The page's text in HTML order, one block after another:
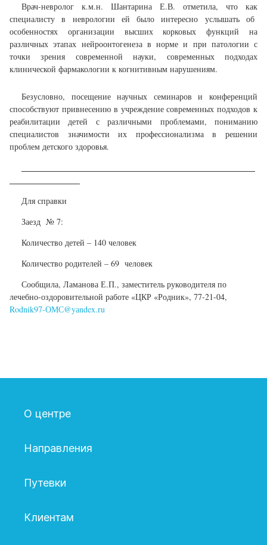
Врач-невролог к.м.н. Шантарина Е.В. отметила, что как
специалисту в неврологии ей было интересно услышать об
особенностях организации высших корковых функций на
различных этапах нейроонтогенеза в норме и при патологии с
точки зрения современной науки, современных подходах
клинической фармакологии к когнитивным нарушениям.
Безусловно, посещение научных семинаров и конференций
способствуют привнесению в учреждение современных подходов к
реабилитации детей с различными проблемами, пониманию
специалистов значимости их профессионализма в решении
проблем детского здоровья.
Для справки
Заезд № 7:
Количество детей – 140 человек
Количество родителей – 69 человек
Сообщила, Ламанова Е.П., заместитель руководителя по
лечебно-оздоровительной работе «ЦКР «Родник», 77-21-04,
Rodnik97-ОМС@yаndex.ru
О центре
Направления
Путевки
Клиентам